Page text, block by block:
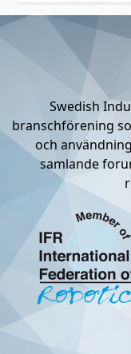
Swedish
branschförening
och
samlande